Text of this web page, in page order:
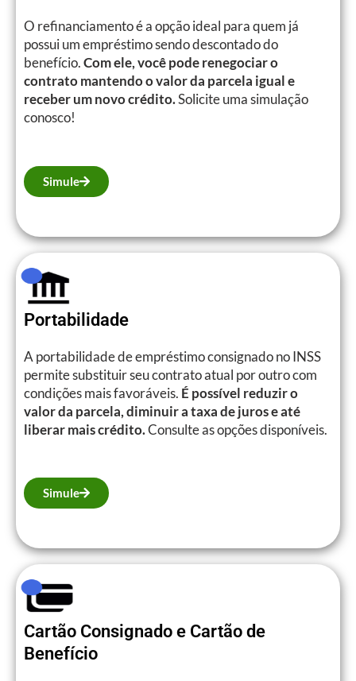
O refinanciamento é a opção ideal para quem já
possui um empréstimo sendo descontado do
benefício.Com ele, você pode renegociar o
contrato mantendo o valor da parcela igual e
receber um novo crédito.Solicite uma simulação
conosco!
Simule
Portabilidade
A portabilidade de empréstimo consignado no INSS
permite substituir seu contrato atual por outro com
condições mais favoráveis. É possível reduzir o
valor da parcela, diminuir a taxa de juros e até
liberar mais crédito.Consulte as opções disponíveis.
Simule
Cartão Consignado e Cartão de
Benefício